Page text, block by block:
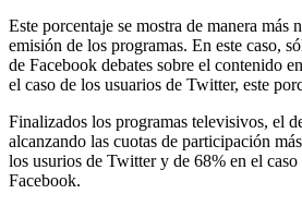
Este porcentaje se mostra de manera más
emisión de los programas. En este caso,
de Facebook debates sobre el contenido
el caso de los usuarios de Twitter, este
Finalizados los programas televisivos, el
alcanzando las cuotas de participación
los usurios de Twitter y de 68% en el caso
Facebook.